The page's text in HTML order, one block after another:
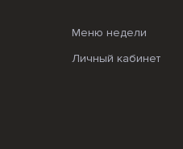
Меню недели
Личный кабинет